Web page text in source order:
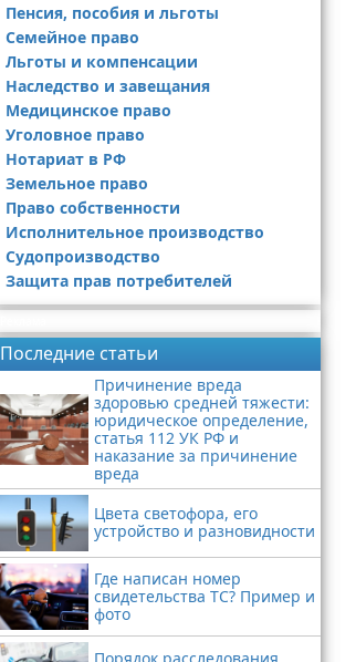
Пенсия, пособия и льготы
Семейное право
Льготы и компенсации
Наследство и завещания
Медицинское право
Уголовное право
Нотариат в РФ
Земельное право
Право собственности
Исполнительное производство
Судопроизводство
Защита прав потребителей
Последние статьи
Причинение вреда
здоровью средней тяжести:
юридическое определение,
статья 112 УК РФ и
наказание за причинение
вреда
Цвета светофора, его
устройство и разновидности
Где написан номер
свидетельства ТС? Пример и
фото
Порядок расследования